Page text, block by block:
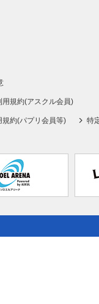
用規約(アスクル会員)
規約(パプリ会員等) 特